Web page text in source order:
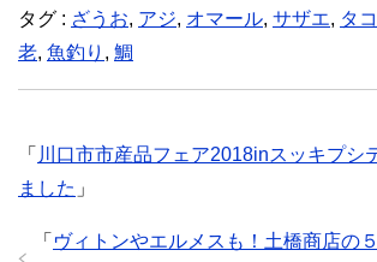
タグ : ざうお, アジ, オマール, サザエ, タコ
老, 魚釣り , 鯛
「 川口市市産品フェア2018inスッキプシ
ました 」
「 ヴィトンやエルメスも！土橋商店の